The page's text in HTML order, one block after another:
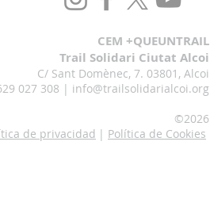
CEM +QUEUNTRAIL
Trail Solidari Ciutat Alcoi
C/ Sant Domènec, 7. 03801, Alcoi
027 308 | info@trailsolidarialcoi.org
©2026
de privacidad | Política de Cookies